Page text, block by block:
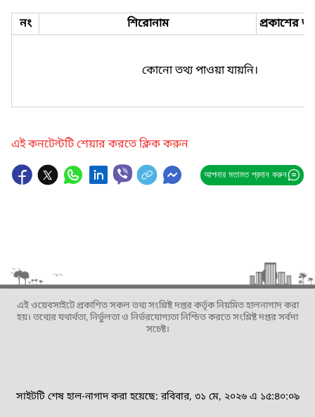
নং শিরোনাম প্রকাশের
কোনো তথ্য পাওয়া যায়নি।
এই কনটেন্টটি শেয়ার করতে ক্লিক করুন
আপনার মতামত প্রদান করুন
এই ওয়েবসাইটে প্রকাশিত সকল তথ্য সংশ্লিষ্ট দপ্তর কর্তৃক নিয়মিত হালনাগাদ করা
হয়। তথ্যের যথার্থতা, নির্ভুলতা ও নির্ভরযোগ্যতা নিশ্চিত করতে সংশ্লিষ্ট দপ্তর সর্বদা
সচেষ্ট।
সাইটটি শেষ হাল-নাগাদ করা হয়েছে: রবিবার, ৩১ মে, ২০২৬ এ ১৫:৪০:০৯